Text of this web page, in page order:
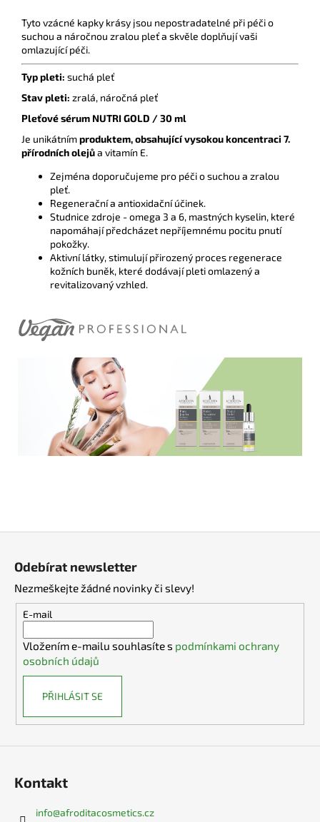
Tyto vzácné kapky krásy jsou nepostradatelné při péči o
suchou a náročnou zralou pleť a skvěle doplňují vaši
omlazující péči.
Typ pleti: suchá pleť
Stav pleti: zralá, náročná pleť
Pleťové sérum NUTRI GOLD / 30 ml
Je unikátnímproduktem, obsahující vysokou koncentraci 7.
přírodních olejůa vitamín E.
Zejména doporučujeme pro péči o suchou a zralou
pleť.
Regenerační a antioxidační účinek.
Studnice zdroje - omega 3 a 6, mastných kyselin, které
napomáhají předcházet nepříjemnému pocitu pnutí
pokožky.
Aktivní látky, stimulují přirozený proces regenerace
kožních buněk, které dodávají pleti omlazený a
revitalizovaný vzhled.
Odebírat newsletter
Nezmeškejte žádné novinky či slevy!
E-mail
Vložením e-mailu souhlasíte s podmínkami ochrany
osobních údajů
PŘIHLÁSIT SE
Kontakt
info@afroditacosmetics.cz